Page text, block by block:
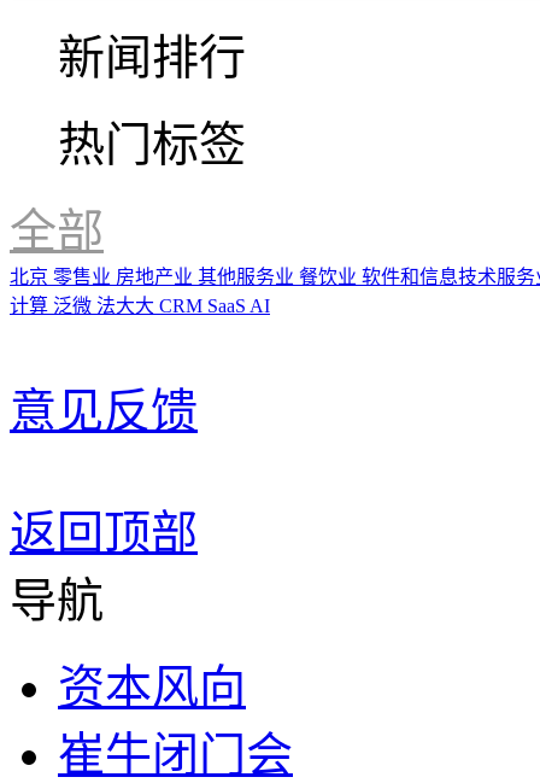
新闻排行
热门标签
全部
北京 零售业 房地产业 其他服务业 餐饮业 软件和信息技术服
计算 泛微 法大大 CRM SaaS AI
意见反馈
返回顶部
导航
资本风向
崔牛闭门会